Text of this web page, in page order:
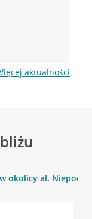
aktualności
w okolicy al.